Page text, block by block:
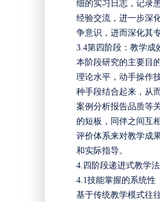
细的实习日志，记录
经验交流，进一步深
争意识，进而深化其
3.4第四阶段 ： 教学成
本阶段研究的主要目
理论水平，动手操作
种手段结合起来，从
案例分析报告品质等
的短板，同伴之间互
评价体系来对教学成
和实际指导。
4. 四阶段递进式教学
4.1技能掌握的系统性
基于传统教学模式往